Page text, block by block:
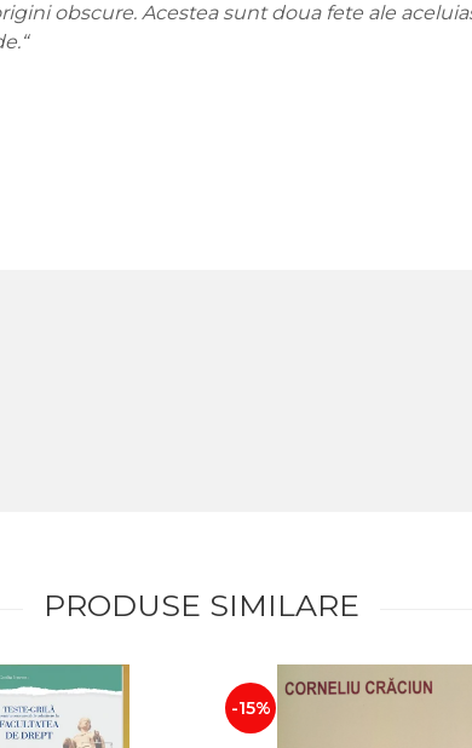
obscure. Acestea sunt doua fete ale
PRODUSE SIMILARE
-15%